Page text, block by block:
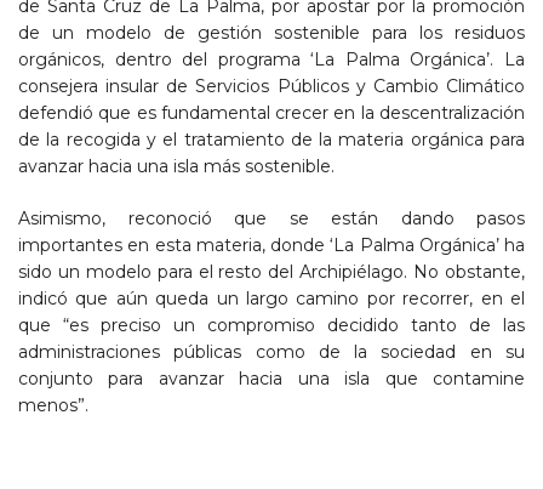
de Santa Cruz de La Palma, por apostar por la promoción
de un modelo de gestión sostenible para los residuos
orgánicos, dentro del programa ‘La Palma Orgánica’. La
consejera insular de Servicios Públicos y Cambio Climático
defendió que es fundamental crecer en la descentralización
de la recogida y el tratamiento de la materia orgánica para
avanzar hacia una isla más sostenible.
Asimismo, reconoció que se están dando pasos
importantes en esta materia, donde ‘La Palma Orgánica’ ha
sido un modelo para el resto del Archipiélago. No obstante,
indicó que aún queda un largo camino por recorrer, en el
que “es preciso un compromiso decidido tanto de las
administraciones públicas como de la sociedad en su
conjunto para avanzar hacia una isla que contamine
menos”.